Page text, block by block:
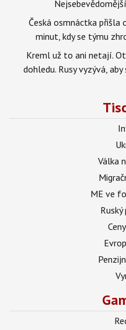
Česká osmnáctka přišla
minut, kdy se týmu
Kreml už to ani netají.
dohledu. Rusy vyzývá,
Válka
ME ve